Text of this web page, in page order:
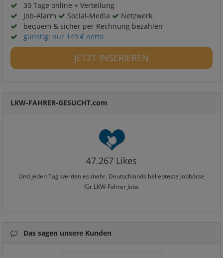
30 Tage online + Verteilung
Job-Alarm
Social-Media
Netzwerk
bequem & sicher per Rechnung bezahlen
günstig: nur 149 € netto
JETZT INSERIEREN
LKW-FAHRER-GESUCHT.com
47.267 Likes
Und jeden Tag werden es mehr. Deutschlands beliebteste Jobbörse
für LKW-Fahrer Jobs
Das sagen unsere Kunden